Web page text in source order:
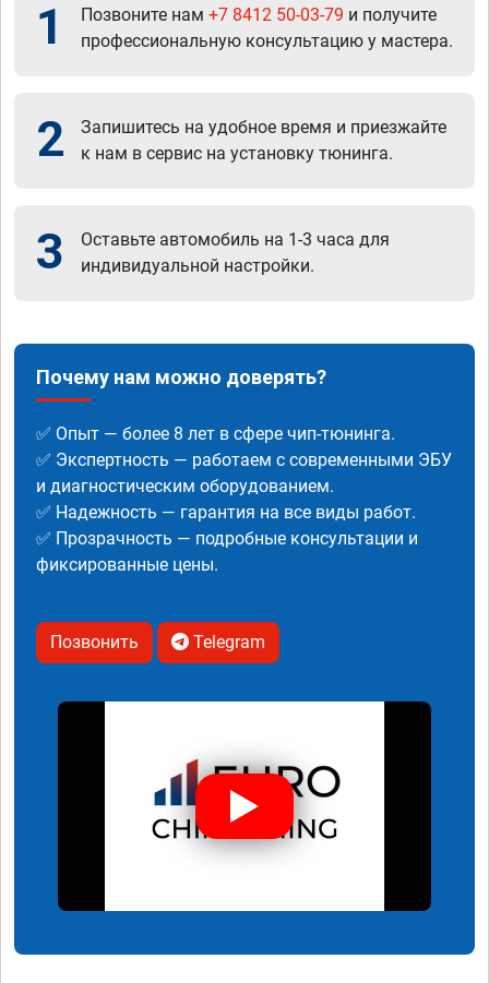
1 Позвоните нам +7 8412 50-03-79 и получите
профессиональную консультацию у мастера.
2
Запишитесь на удобное время и приезжайте
к нам в сервис на установку тюнинга.
3
Оставьте автомобиль на 1-3 часа для
индивидуальной настройки.
Почему нам можно доверять?
✅ Опыт — более 8 лет в сфере чип-тюнинга.
✅ Экспертность — работаем с современными ЭБУ
и диагностическим оборудованием.
✅ Надежность — гарантия на все виды работ.
✅ Прозрачность — подробные консультации и
фиксированные цены.
Позвонить Telegram